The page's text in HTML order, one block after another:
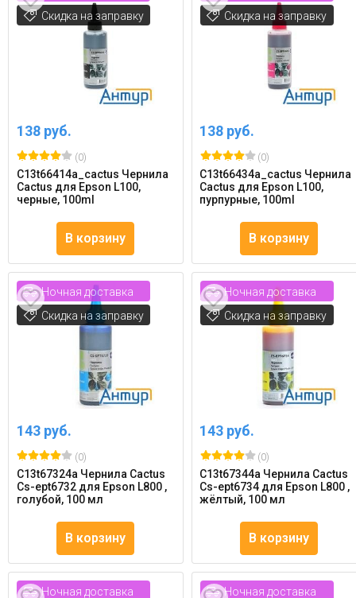
Скидка на заправку
138 руб.
(0)
C13t66414a_cactus Чернила
Cactus для Epson L100,
черные, 100ml
В корзину
Скидка на заправку
138 руб.
(0)
C13t66434a_cactus Чернила
Cactus для Epson L100,
пурпурные, 100ml
В корзину
Ночная доставка
Скидка на заправку
143 руб.
(0)
C13t67324a Чернила Cactus
Cs-ept6732 для Epson L800 ,
голубой, 100 мл
В корзину
Ночная доставка
Скидка на заправку
143 руб.
(0)
C13t67344a Чернила Cactus
Cs-ept6734 для Epson L800 ,
жёлтый, 100 мл
В корзину
Ночная доставка Ночная доставка